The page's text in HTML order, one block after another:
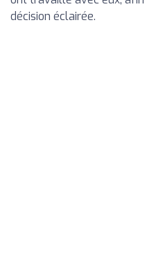
décision éclairée.